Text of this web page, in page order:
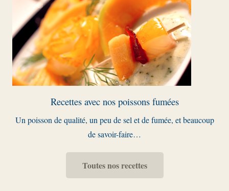
Recettes avec nos poissons fumées
Un poisson de qualité, un peu de sel et de fumée, et beaucoup
de savoir-faire…
Toutes nos recettes